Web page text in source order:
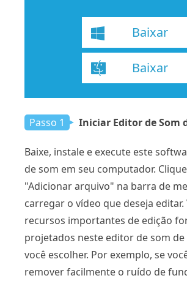
Baixar
Baixar
Passo 1 Iniciar Editor de Som
Baixe, instale e execute este
de som em seu computador.
"Adicionar arquivo" na barra de
carregar o vídeo que deseja editar.
recursos importantes de edição
projetados neste editor de som de
você escolher. Por exemplo, se
remover facilmente o ruído de